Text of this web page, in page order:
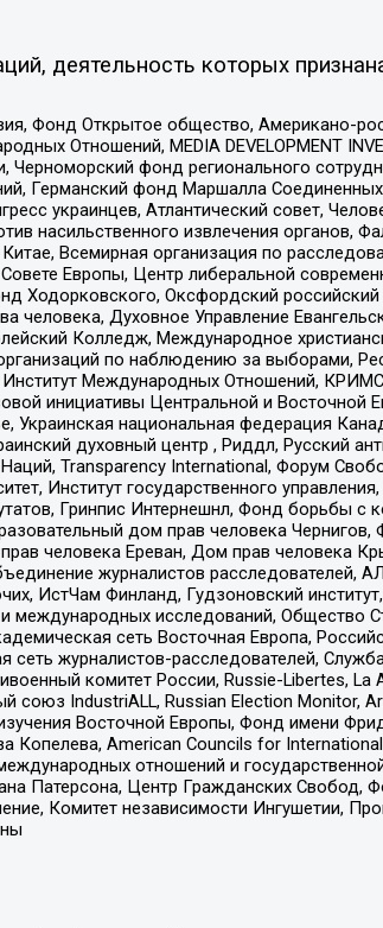
деятельность которых
Фонд Открытое общество, Американо-
Отношений, MEDIA DEVELOPMENT
фонд регионального
Германский фонд Маршалла
украинцев, Атлантический совет,
насильственного извлечения органов,
Всемирная организация по
Европы, Центр либеральной
Ходорковского, Оксфордский
Духовное Управление
Колледж, Международное
по наблюдению за выборами,
Международных Отношений,
инициативы Центральной и Восточной
Украинская национальная федерация
духовный центр , Риддл, Русский
Transparеncy International, Форум
Институт государственного
Гринпис Интернешнл, Фонд борьбы с
дом прав человека
человека Ереван, Дом прав человека
журналистов расследователей,
ИстЧам Финланд, Гудзоновский
международных исследований, Общество
сеть Восточная Европа,
журналистов-расследователей,
комитет России, Russie-Libertes, La
союз IndustriALL, Russian Election Monitor,
Восточной Европы, Фонд имени
American Councils for International
отношений и
Патерсона, Центр Гражданских Свобод,
Комитет независимости Ингушетии,